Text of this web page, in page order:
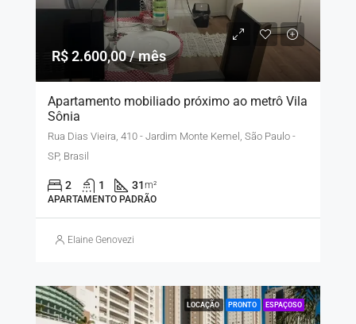
R$ 2.600,00 / mês
Apartamento mobiliado próximo ao metrô Vila
Sônia
Rua Dias Vieira, 410 - Jardim Monte Kemel, São Paulo -
SP, Brasil
2 1 31m²
APARTAMENTO PADRÃO
Elaine Genovezi
LOCAÇÃO PRONTO ESPAÇOSO